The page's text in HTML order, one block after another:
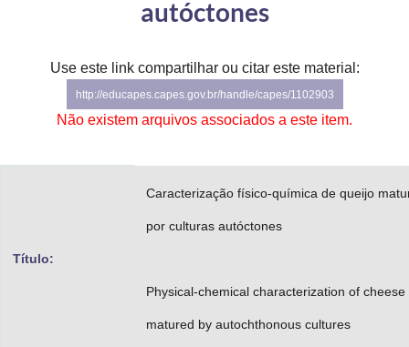
Secretaria de Governo
Gabinete de Segurança Institucional
autóctones
Use este link compartilhar ou citar este material:
http://educapes.capes.gov.br/handle/capes/1102903
Não existem arquivos associados a este item.
Título:
Caracterização físico-química de queijo
por culturas autóctones
Physical-chemical characterization of cheese
matured by autochthonous cultures